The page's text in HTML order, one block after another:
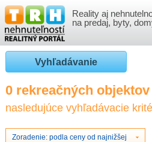
Reality aj
na predaj, byty,
NEHNUTEĽNOSTI
BYTY
NOVOSTAVBY
NEBYTOVÉ PRIESTORY
VLOŽIŤ NEHNUTEĽNOSTI
PRIHLÁSENIE
REGISTRÁCIA
VÝVOJ CIEN REALÍT
ČLÁNKY O REALITÁCH
Vyhľadávanie
0 rekreačných objektov
nasledujúce vyhľadávacie
Zoradenie: podla ceny od najnižšej